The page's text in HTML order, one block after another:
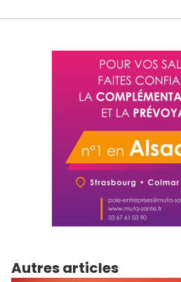
Autres articles